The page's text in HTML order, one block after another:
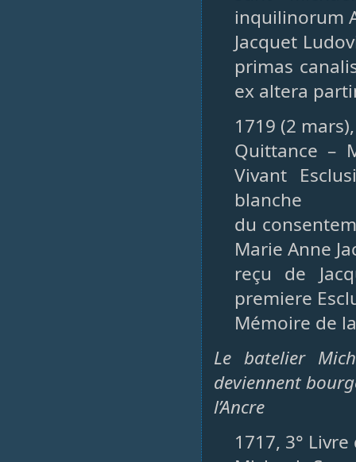
inquilinorum
Jacquet
primas
ex altera
1719 (2
Quittance –
Vivant
blanche
du
Marie Anne
reçu de
premiere
Mémoire de
Le batelier
deviennent
l’Ancre
1717, 3°